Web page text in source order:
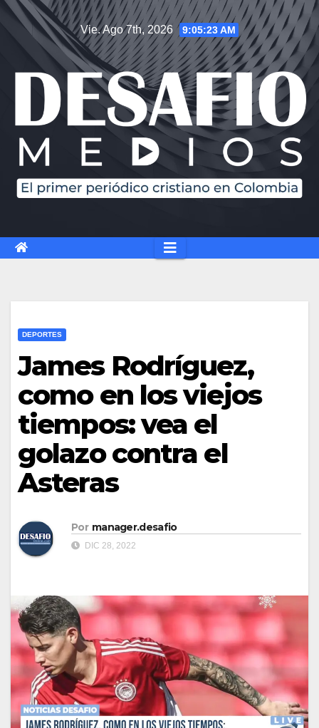
Vie. Ago 7th, 2026 9:05:24 AM
DEPORTES
James Rodríguez,
como en los viejos
tiempos: vea el
golazo contra el
Asteras
Por manager.desafio
DIC 28, 2022